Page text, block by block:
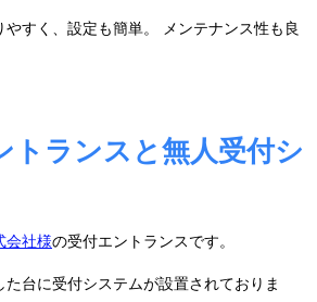
すく、設定も簡単。 メンテナンス性も良
トランスと無人受付シ
会社様の受付エントランスです。
台に受付システムが設置されておりま